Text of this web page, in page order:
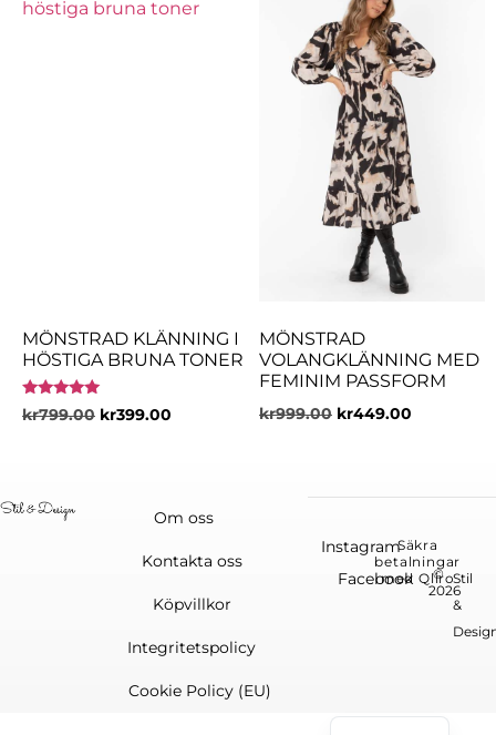
MÖNSTRAD KLÄNNING I
HÖSTIGA BRUNA TONER
Betygsatt
5.00
kr799.00 kr399.00
MÖNSTRAD
VOLANGKLÄNNING MED
FEMINIM PASSFORM
kr999.00 kr449.00
Om oss
Kontakta oss
Köpvillkor
Integritetspolicy
Cookie Policy (EU)
©
2026
Stil
&
Instagram
Facebook
Säkra
betalningar
med Qliro